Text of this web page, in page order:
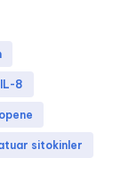
IL-8
sitokinler